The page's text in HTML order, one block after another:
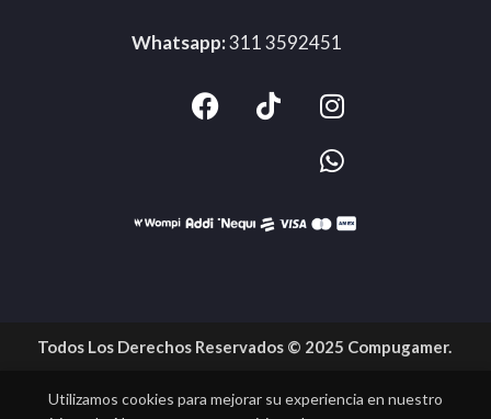
Whatsapp:311 3592451
Todos Los Derechos Reservados © 2025 Compugamer.
Utilizamos cookies para mejorar su experiencia en nuestro
476XCO
7735HS